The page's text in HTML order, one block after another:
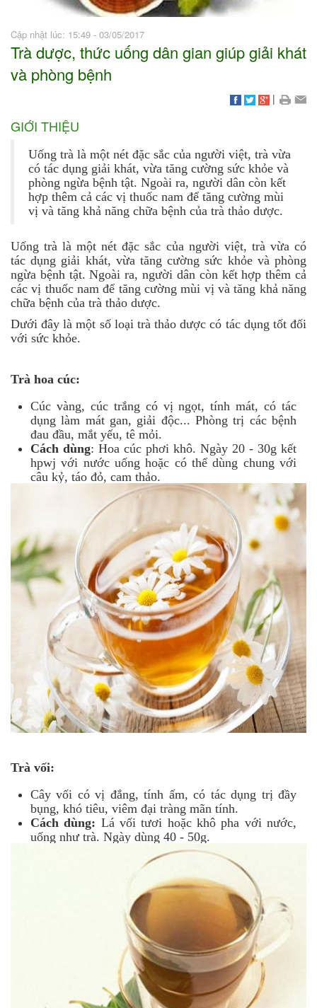
Cập nhật lúc: 15:49 - 03/05/2017
Trà dược, thức uống dân gian giúp giải khát
và phòng bệnh
|
GIỚI THIỆU
Uống trà là một nét đặc sắc của người việt, trà vừa
có tác dụng giải khát, vừa tăng cường sức khỏe và
phòng ngừa bệnh tật. Ngoài ra, người dân còn kết
hợp thêm cả các vị thuốc nam để tăng cường mùi
vị và tăng khả năng chữa bệnh của trà thảo dược.
Uống trà là một nét đặc sắc của người việt, trà vừa có
tác dụng giải khát, vừa tăng cường sức khỏe và phòng
ngừa bệnh tật. Ngoài ra, người dân còn kết hợp thêm cả
các vị thuốc nam để tăng cường mùi vị và tăng khả năng
chữa bệnh của trà thảo dược.
Dưới đây là một số loại trà thảo dược có tác dụng tốt đối
với sức khỏe.
Trà hoa cúc:
Cúc vàng, cúc trắng có vị ngọt, tính mát, có tác
dụng làm mát gan, giải độc... Phòng trị các bệnh
đau đầu, mắt yếu, tê mỏi.
Cách dùng: Hoa cúc phơi khô. Ngày 20 - 30g kết
hpwj với nước uống hoặc có thể dùng chung với
câu kỷ, táo đỏ, cam thảo.
Trà vối:
Cây vối có vị đắng, tính ấm, có tác dụng trị đầy
bụng, khó tiêu, viêm đại tràng mãn tính.
Cách dùng: Lá vối tươi hoặc khô pha với nước,
uống như trà. Ngày dùng 40 - 50g.